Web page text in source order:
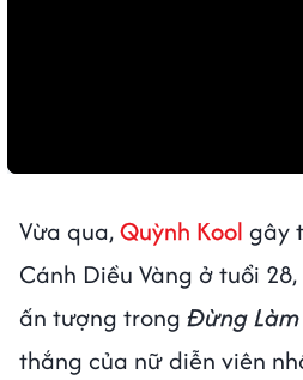
Vừa qua,Quỳnh Kool gây
Cánh Diều Vàng ở tuổi
ấn tượng trong Đừng
thắng của nữ diễn viên